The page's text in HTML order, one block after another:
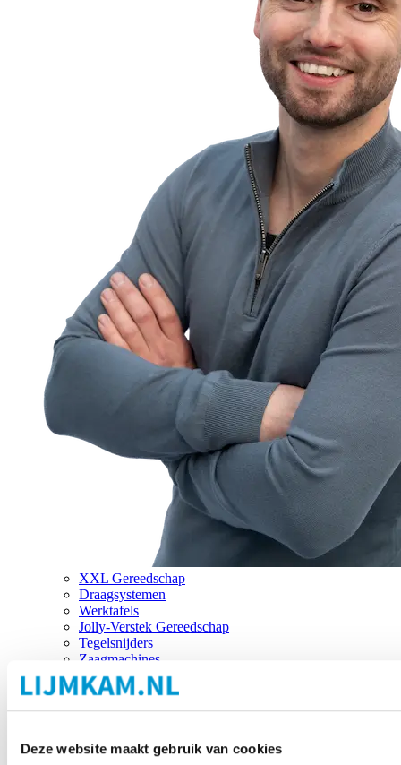
Deze website maakt gebruik van cookies
XXL Gereedschap
Draagsystemen
Werktafels
Jolly-Verstek Gereedschap
Tegelsnijders
Zaagmachines
Merken